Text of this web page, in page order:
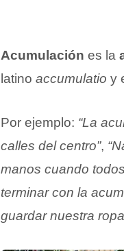
Acumulación es la
latino accumulatio y
Por ejemplo: “La
calles del centro”,
manos cuando
terminar con la
guardar nuestra